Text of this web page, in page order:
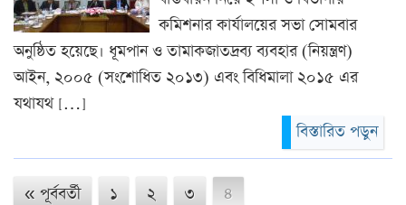
কমিশনার কার্যালয়ের সভা সোমবার
অনুষ্ঠিত হয়েছে। ধূমপান ও তামাকজাতদ্রব্য ব্যবহার (নিয়ন্ত্রণ)
আইন, ২০০৫ (সংশোধিত ২০১৩) এবং বিধিমালা ২০১৫ এর
যথাযথ […]
বিস্তারিত পড়ুন
« পূর্ববর্তী ১ ২ ৩ ৪